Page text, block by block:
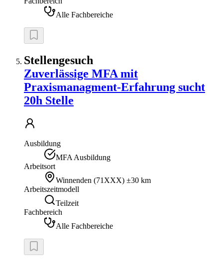
Alle Fachbereiche
Stellengesuch
Zuverlässige MFA mit
Praxismanagment-Erfahrung sucht
20h Stelle
Ausbildung
MFA Ausbildung
Arbeitsort
Winnenden (71XXX) ±30 km
Arbeitszeitmodell
Teilzeit
Fachbereich
Alle Fachbereiche